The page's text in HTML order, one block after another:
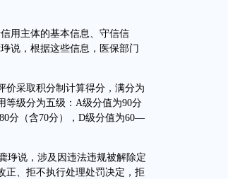
用主体的基本信息、守信信
说，根据这些信息，医保部门
采取积分制计算得分，满分为
等级分为五级：A级分值为90分
分（含70分），D级分值为60—
说，涉及因违法违规被解除定
正、拒不执行处理处罚决定，拒